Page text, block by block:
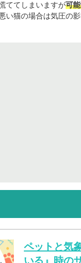
ててしまいますが可
い猫の場合は気圧の
ペットと気
いる』時の